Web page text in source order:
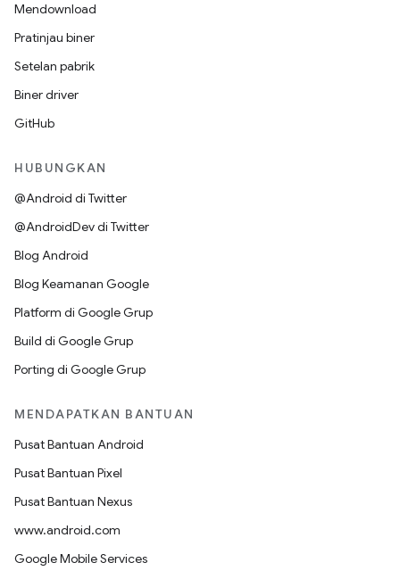
Mendownload
Pratinjau biner
Setelan pabrik
Biner driver
GitHub
HUBUNGKAN
@Android di Twitter
@AndroidDev di Twitter
Blog Android
Blog Keamanan Google
Platform di Google Grup
Build di Google Grup
Porting di Google Grup
MENDAPATKAN BANTUAN
Pusat Bantuan Android
Pusat Bantuan Pixel
Pusat Bantuan Nexus
www.android.com
Google Mobile Services